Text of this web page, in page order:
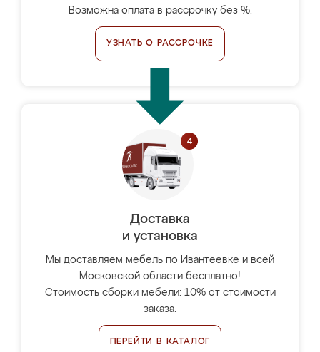
Возможна оплата в рассрочку без %.
УЗНАТЬ О РАССРОЧКЕ
Доставка
и установка
Мы доставляем мебель по Ивантеевке и всей
Московской области бесплатно!
Стоимость сборки мебели: 10% от стоимости
заказа.
ПЕРЕЙТИ В КАТАЛОГ